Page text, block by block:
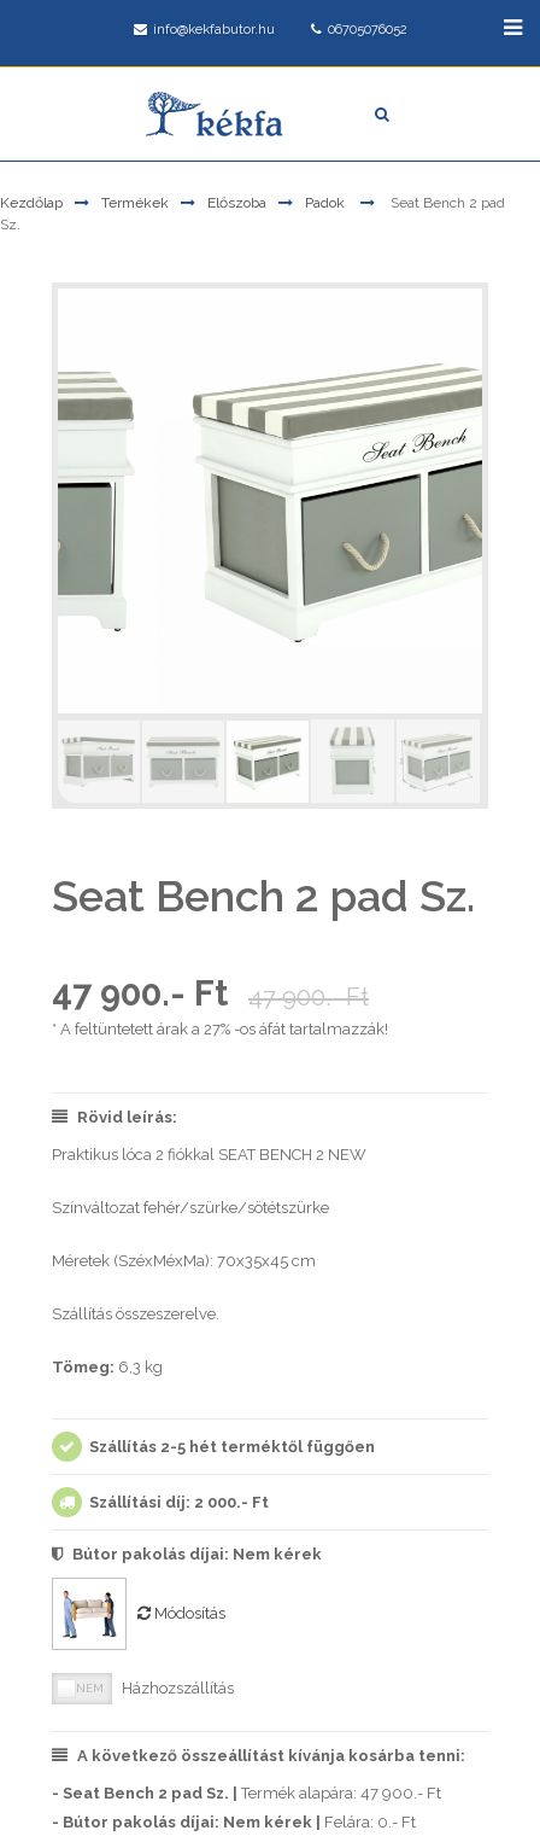
info@kekfabutor.hu 06705076052
Kezdőlap Termékek Előszoba Padok
Seat Bench 2 pad
Sz.
Seat Bench 2 pad Sz.
47 900.- Ft 47 900.- Ft
* A feltüntetett árak a 27% -os áfát tartalmazzák!
Rövid leírás:
Praktikus lóca 2 fiókkal SEAT BENCH 2 NEW
Színváltozat fehér/szürke/sötétszürke
Méretek (SzéxMéxMa): 70x35x45 cm
Szállítás összeszerelve.
Tömeg: 6,3 kg
Szállítás 2-5 hét terméktől függően
Szállítási díj: 2 000.- Ft
Bútor pakolás díjai: Nem kérek
Módosítás
Házhozszállítás
A következő összeállítást kívánja kosárba tenni:
- Seat Bench 2 pad Sz. |Termék alapára: 47 900.- Ft
- Bútor pakolás díjai: Nem kérek |
Felára: 0.- Ft